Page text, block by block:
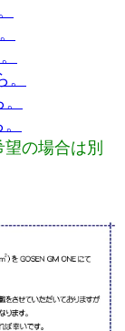
の場合は別